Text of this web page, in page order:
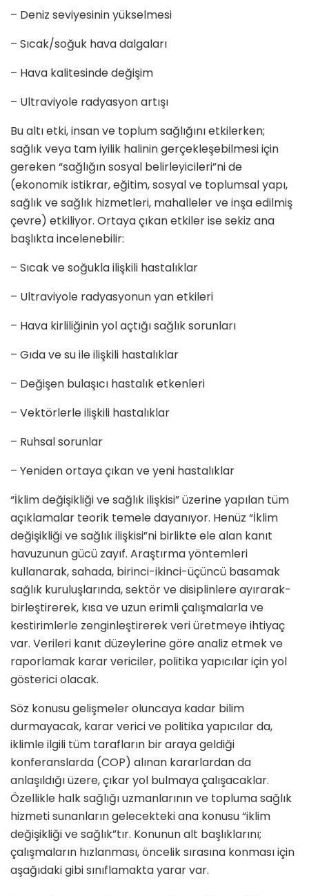
– Deniz seviyesinin yükselmesi
– Sıcak/soğuk hava dalgaları
– Hava kalitesinde değişim
– Ultraviyole radyasyon artışı
Bu altı etki, insan ve toplum sağlığını etkilerken;
sağlık veya tam iyilik halinin gerçekleşebilmesi için
gereken “sağlığın sosyal belirleyicileri”ni de
(ekonomik istikrar, eğitim, sosyal ve toplumsal yapı,
sağlık ve sağlık hizmetleri, mahalleler ve inşa edilmiş
çevre) etkiliyor. Ortaya çıkan etkiler ise sekiz ana
başlıkta incelenebilir:
– Sıcak ve soğukla ilişkili hastalıklar
– Ultraviyole radyasyonun yan etkileri
– Hava kirliliğinin yol açtığı sağlık sorunları
– Gıda ve su ile ilişkili hastalıklar
– Değişen bulaşıcı hastalık etkenleri
– Vektörlerle ilişkili hastalıklar
– Ruhsal sorunlar
– Yeniden ortaya çıkan ve yeni hastalıklar
“İklim değişikliği ve sağlık ilişkisi” üzerine yapılan tüm
açıklamalar teorik temele dayanıyor. Henüz “İklim
değişikliği ve sağlık ilişkisi”ni birlikte ele alan kanıt
havuzunun gücü zayıf. Araştırma yöntemleri
kullanarak, sahada, birinci-ikinci-üçüncü basamak
sağlık kuruluşlarında, sektör ve disiplinlere ayırarak-
birleştirerek, kısa ve uzun erimli çalışmalarla ve
kestirimlerle zenginleştirerek veri üretmeye ihtiyaç
var. Verileri kanıt düzeylerine göre analiz etmek ve
raporlamak karar vericiler, politika yapıcılar için yol
gösterici olacak.
Söz konusu gelişmeler oluncaya kadar bilim
durmayacak, karar verici ve politika yapıcılar da,
iklimle ilgili tüm tarafların bir araya geldiği
konferanslarda (COP) alınan kararlardan da
anlaşıldığı üzere, çıkar yol bulmaya çalışacaklar.
Özellikle halk sağlığı uzmanlarının ve topluma sağlık
hizmeti sunanların gelecekteki ana konusu “iklim
değişikliği ve sağlık”tır. Konunun alt başlıklarını;
çalışmaların hızlanması, öncelik sırasına konması için
aşağıdaki gibi sınıflamakta yarar var.